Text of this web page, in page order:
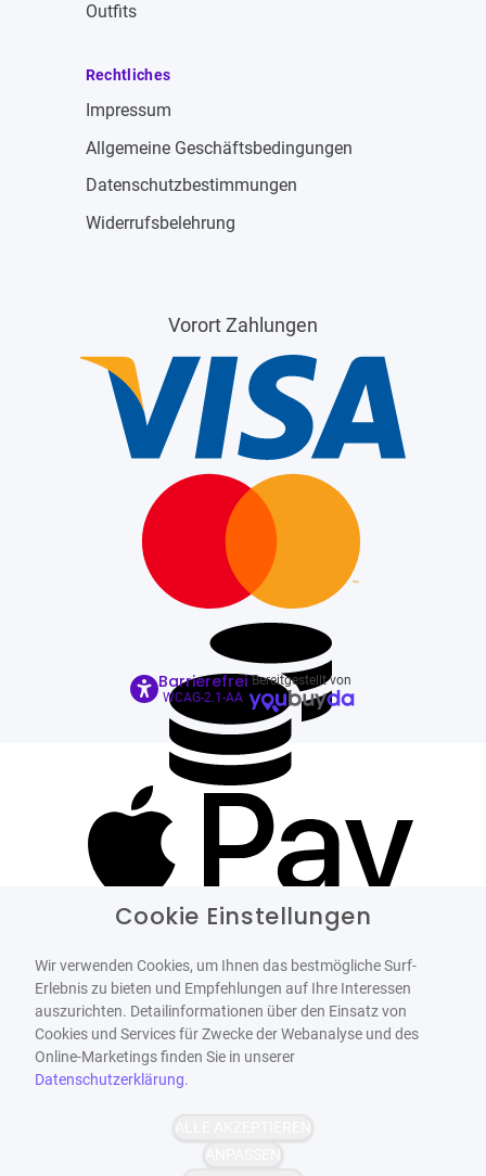
Outfits
Rechtliches
Impressum
Allgemeine Geschäftsbedingungen
Datenschutzbestimmungen
Widerrufsbelehrung
Vorort Zahlungen
Barrierefrei
WCAG-2.1-AA
Bereitgestellt von
Cookie Einstellungen
Wir verwenden Cookies, um Ihnen das bestmögliche Surf-
Erlebnis zu bieten und Empfehlungen auf Ihre Interessen
auszurichten. Detailinformationen über den Einsatz von
Cookies und Services für Zwecke der Webanalyse und des
Online-Marketings finden Sie in unserer
Datenschutzerklärung.
ALLE AKZEPTIEREN
ANPASSEN